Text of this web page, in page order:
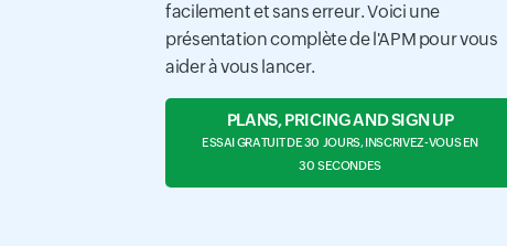
facilement et sans erreur. Voici une
présentation complète de l'APM pour vous
aider à vous lancer.
PLANS, PRICING AND SIGN UP
ESSAI GRATUIT DE 30 JOURS, INSCRIVEZ-VOUS EN
30 SECONDES